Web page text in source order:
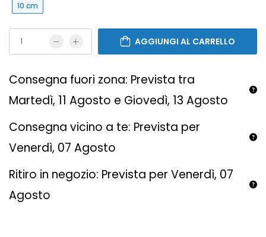
10 cm
AGGIUNGI AL CARRELLO
Consegna fuori zona: Prevista tra
Martedì, 11 Agosto e Giovedì, 13 Agosto
Consegna vicino a te: Prevista per
Venerdì, 07 Agosto
Ritiro in negozio: Prevista per Venerdì, 07
Agosto